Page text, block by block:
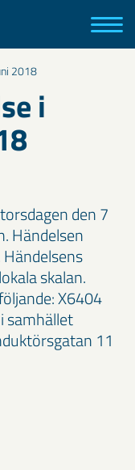
2018
i
den 7
Händelsen
skalan.
X6404
samhället
11